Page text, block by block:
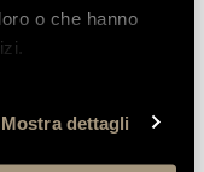
o che hanno
Mostra dettagli